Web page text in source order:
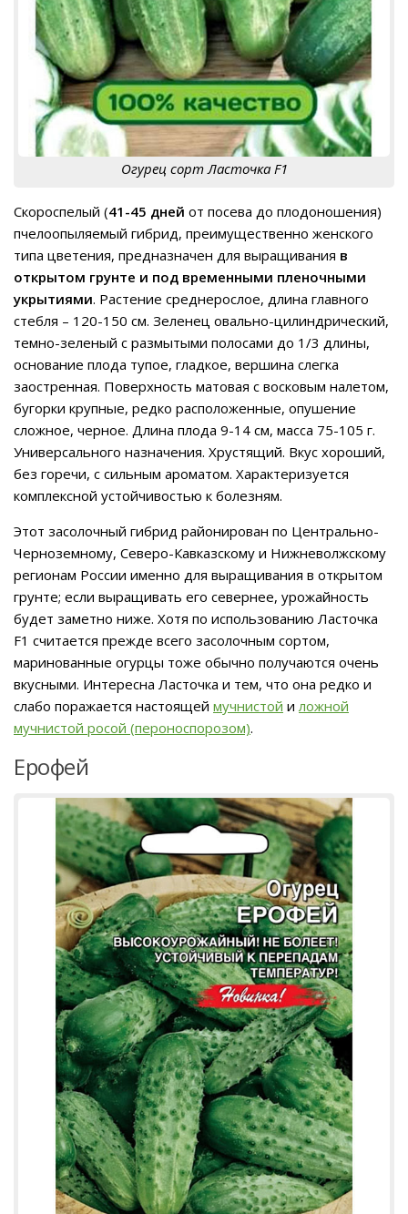
Огурец сорт Ласточка F1
Скороспелый (41-45 дней от посева до плодоношения)
пчелоопыляемый гибрид, преимущественно женского
типа цветения, предназначен для выращивания в
открытом грунте и под временными пленочными
укрытиями. Растение среднерослое, длина главного
стебля – 120-150 см. Зеленец овально-цилиндрический,
темно-зеленый с размытыми полосами до 1/3 длины,
основание плода тупое, гладкое, вершина слегка
заостренная. Поверхность матовая с восковым налетом,
бугорки крупные, редко расположенные, опушение
сложное, черное. Длина плода 9-14 см, масса 75-105 г.
Универсального назначения. Хрустящий. Вкус хороший,
без горечи, с сильным ароматом. Характеризуется
комплексной устойчивостью к болезням.
Этот засолочный гибрид районирован по Центрально-
Черноземному, Северо-Кавказскому и Нижневолжскому
регионам России именно для выращивания в открытом
грунте; если выращивать его севернее, урожайность
будет заметно ниже. Хотя по использованию Ласточка
F1 считается прежде всего засолочным сортом,
маринованные огурцы тоже обычно получаются очень
вкусными. Интересна Ласточка и тем, что она редко и
слабо поражается настоящей мучнистой и ложной
мучнистой росой (пероноспорозом).
Ерофей